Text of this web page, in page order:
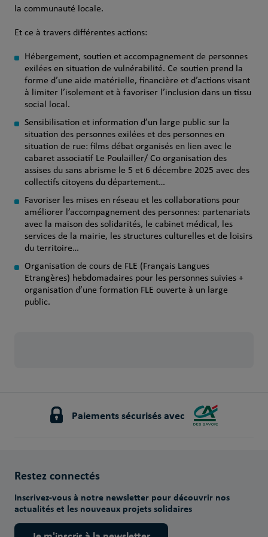
la communauté locale.
Et ce à travers différentes actions:
Hébergement, soutien et accompagnement de personnes
exilées en situation de vulnérabilité. Ce soutien prend la
forme d’une aide matérielle, financière et d’actions visant
à limiter l’isolement et à favoriser l’inclusion dans un tissu
social local.
Sensibilisation et information d’un large public sur la
situation des personnes exilées et des personnes en
situation de rue: films débat organisés en lien avec le
cabaret associatif Le Poulailler/ Co organisation des
assises du sans abrisme le 5 et 6 décembre 2025 avec des
collectifs citoyens du département…
Favoriser les mises en réseau et les collaborations pour
améliorer l’accompagnement des personnes: partenariats
avec la maison des solidarités, le cabinet médical, les
services de la mairie, les structures culturelles et de loisirs
du territoire…
Organisation de cours de FLE (Français Langues
Etrangères) hebdomadaires pour les personnes suivies +
organisation d’une formation FLE ouverte à un large
public.
Paiements sécurisés avec
Restez connectés
Inscrivez-vous à notre newsletter pour découvrir nos
actualités et les nouveaux projets solidaires